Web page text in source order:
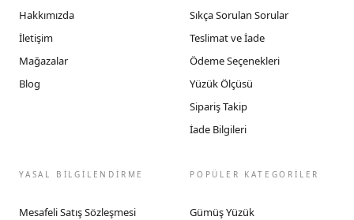
Hakkımızda
İletişim
Mağazalar
Blog
Sıkça Sorulan Sorular
Teslimat ve İade
Ödeme Seçenekleri
Yüzük Ölçüsü
Sipariş Takip
İade Bilgileri
YASAL BİLGİLENDİRME
Mesafeli Satış Sözleşmesi
POPÜLER KATEGORİLER
Gümüş Yüzük